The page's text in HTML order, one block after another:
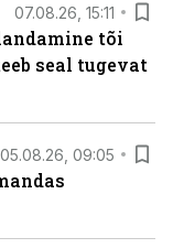
07.08.26, 15:11
tõi
seal tugevat
05.08.26, 09:05